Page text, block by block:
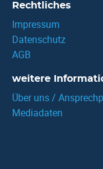
Rechtliches
Impressum
Datenschutz
AGB
weitere
Über uns /
Mediadaten